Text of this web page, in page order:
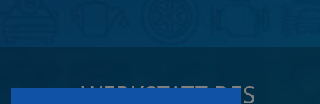
WERKSTATT DES